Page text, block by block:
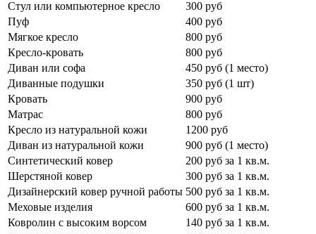
Стул или компьютерное кресло
300 руб
Пуф
400 руб
Мягкое кресло
800 руб
Кресло-кровать
800 руб
Диван или софа
450 руб (1 место)
Диванные подушки
350 руб (1 шт)
Кровать
900 руб
Матрас
800 руб
Кресло из натуральной кожи
1200 руб
Диван из натуральной кожи
900 руб (1 место)
Синтетический ковер
200 руб за 1 кв.м.
Шерстяной ковер
300 руб за 1 кв.м.
Дизайнерский ковер ручной работы 500 руб за 1 кв.м.
Меховые изделия
600 руб за 1 кв.м.
Ковролин с высоким ворсом
140 руб за 1 кв.м.